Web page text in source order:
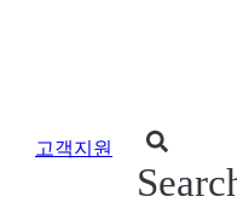
고객지원